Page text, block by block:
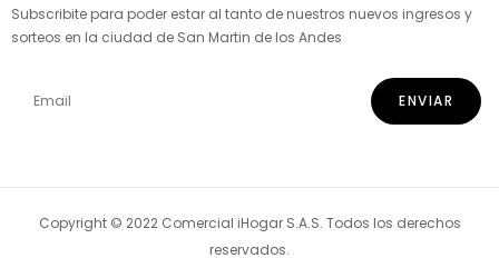
Subscribite para poder estar al tanto de nuestros nuevos ingresos y
sorteos en la ciudad de San Martin de los Andes
Copyright © 2022 Comercial iHogar S.A.S. Todos los derechos
reservados.